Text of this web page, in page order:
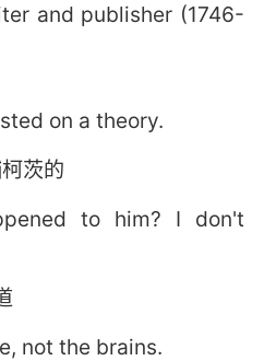
and publisher (1746-
on a theory.
茨的
to him? I don't
not the brains.